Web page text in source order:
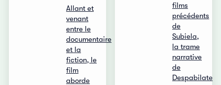
Allant et
venant
entre le
documentaire
et la
fiction, le
film
aborde
films
précédents
de
Subiela,
la trame
narrative
de
Despabilate